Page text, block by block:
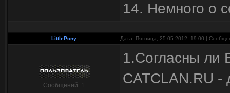
14. Немного о
LittlePony Дата: Пятница, 25.05.2012, 19:00 |
Сообщений: 1
1.Согласны ли
CATCLAN.RU -